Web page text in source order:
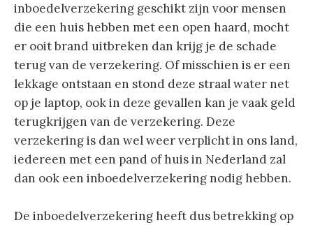
inboedelverzekering geschikt zijn voor mensen
die een huis hebben met een open haard, mocht
er ooit brand uitbreken dan krijg je de schade
terug van de verzekering. Of misschien is er een
lekkage ontstaan en stond deze straal water net
op je laptop, ook in deze gevallen kan je vaak geld
terugkrijgen van de verzekering. Deze
verzekering is dan wel weer verplicht in ons land,
iedereen met een pand of huis in Nederland zal
dan ook een inboedelverzekering nodig hebben.
De inboedelverzekering heeft dus betrekking op